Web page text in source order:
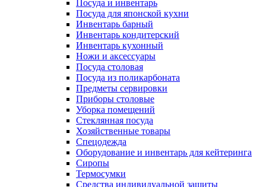
Посуда и инвентарь
Посуда для японской кухни
Инвентарь барный
Инвентарь кондитерский
Инвентарь кухонный
Ножи и аксессуары
Посуда столовая
Посуда из поликарбоната
Предметы сервировки
Приборы столовые
Уборка помещений
Стеклянная посуда
Хозяйственные товары
Спецодежда
Оборудование и инвентарь для кейтеринга
Сиропы
Термосумки
Средства индивидуальной защиты